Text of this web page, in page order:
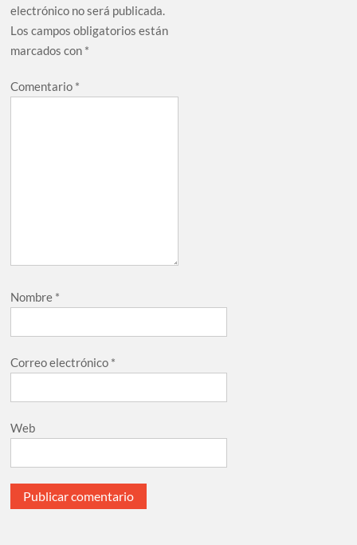
electrónico no será publicada.
Los campos obligatorios están
marcados con *
Comentario *
Nombre *
Correo electrónico *
Web